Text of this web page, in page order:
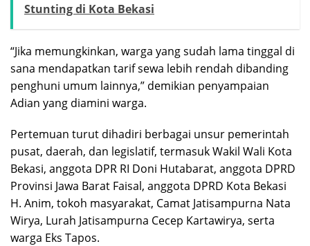
Stunting di Kota Bekasi
“Jika memungkinkan, warga yang sudah lama tinggal di
sana mendapatkan tarif sewa lebih rendah dibanding
penghuni umum lainnya,” demikian penyampaian
Adian yang diamini warga.
Pertemuan turut dihadiri berbagai unsur pemerintah
pusat, daerah, dan legislatif, termasuk Wakil Wali Kota
Bekasi, anggota DPR RI Doni Hutabarat, anggota DPRD
Provinsi Jawa Barat Faisal, anggota DPRD Kota Bekasi
H. Anim, tokoh masyarakat, Camat Jatisampurna Nata
Wirya, Lurah Jatisampurna Cecep Kartawirya, serta
warga Eks Tapos.